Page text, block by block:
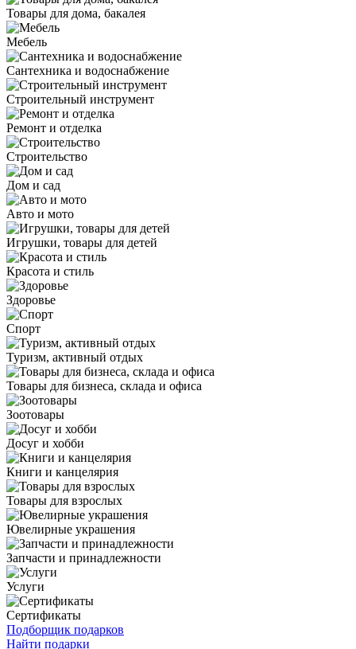
Товары для дома, бакалея
Мебель
Сантехника и водоснабжение
Строительный инструмент
Ремонт и отделка
Строительство
Дом и сад
Авто и мото
Игрушки, товары для детей
Красота и стиль
Здоровье
Спорт
Туризм, активный отдых
Товары для бизнеса, склада и офиса
Зоотовары
Досуг и хобби
Книги и канцелярия
Товары для взрослых
Ювелирные украшения
Запчасти и принадлежности
Услуги
Сертификаты
Подборщик подарков
Найти подарки